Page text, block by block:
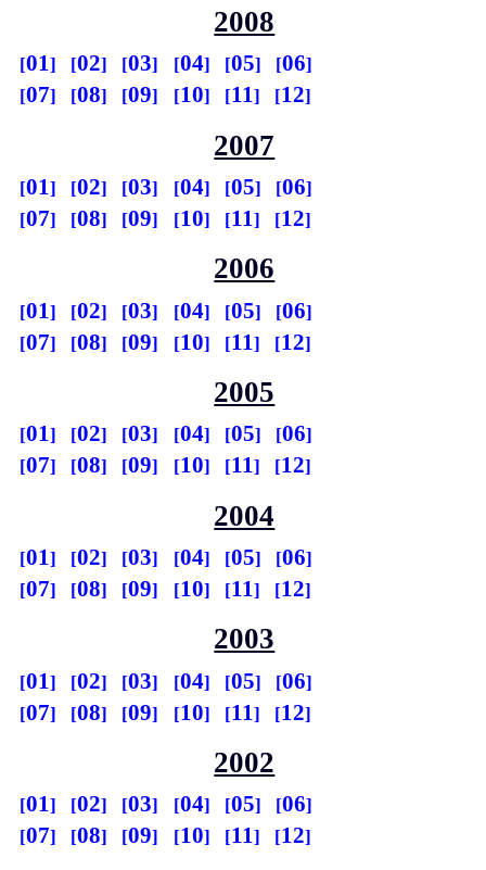
2008
01 02 03 04 05
06
07
08 09 10 11 12
2007
01 02 03 04 05
06
07
08 09 10 11 12
2006
01 02 03 04 05
06
07
08 09 10 11 12
2005
01 02 03 04 05
06
07
08 09 10 11 12
2004
01 02 03 04 05
06
07
08 09 10 11 12
2003
01 02 03 04 05
06
07
08 09 10 11 12
2002
01 02 03 04 05
06
07
08 09 10 11 12